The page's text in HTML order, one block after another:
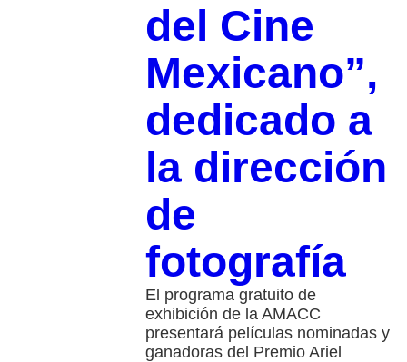
del Cine
Mexicano”,
dedicado a
la dirección
de
fotografía
El programa gratuito de
exhibición de la AMACC
presentará películas nominadas y
ganadoras del Premio Ariel